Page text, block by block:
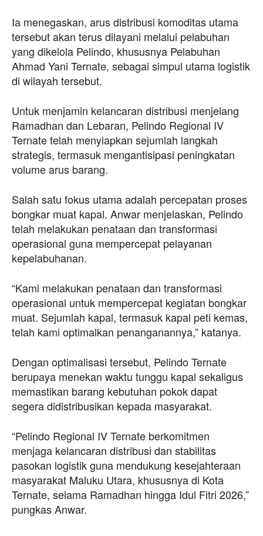
Ia menegaskan, arus distribusi komoditas utama
tersebut akan terus dilayani melalui pelabuhan
yang dikelola Pelindo, khususnya Pelabuhan
Ahmad Yani Ternate, sebagai simpul utama logistik
di wilayah tersebut.
Untuk menjamin kelancaran distribusi menjelang
Ramadhan dan Lebaran, Pelindo Regional IV
Ternate telah menyiapkan sejumlah langkah
strategis, termasuk mengantisipasi peningkatan
volume arus barang.
Salah satu fokus utama adalah percepatan proses
bongkar muat kapal. Anwar menjelaskan, Pelindo
telah melakukan penataan dan transformasi
operasional guna mempercepat pelayanan
kepelabuhanan.
“Kami melakukan penataan dan transformasi
operasional untuk mempercepat kegiatan bongkar
muat. Sejumlah kapal, termasuk kapal peti kemas,
telah kami optimalkan penanganannya,” katanya.
Dengan optimalisasi tersebut, Pelindo Ternate
berupaya menekan waktu tunggu kapal sekaligus
memastikan barang kebutuhan pokok dapat
segera didistribusikan kepada masyarakat.
“Pelindo Regional IV Ternate berkomitmen
menjaga kelancaran distribusi dan stabilitas
pasokan logistik guna mendukung kesejahteraan
masyarakat Maluku Utara, khususnya di Kota
Ternate, selama Ramadhan hingga Idul Fitri 2026,”
pungkas Anwar.